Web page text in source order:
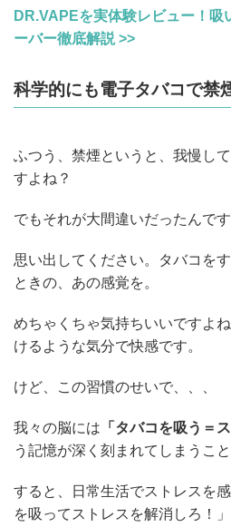
DR.VAPEを実体験レビュー！吸
ーバー徹底解説 >>
科学的にも電子タバコで禁
ふつう、禁煙というと、我慢し
すよね？
でもそれが大間違いだったんです
思い出してください。タバコを
ときの、あの感覚を。
めちゃくちゃ気持ちいいですよ
けるような気分で快感です。
けど、この習慣のせいで、、、
我々の脳には 「タバコを吸う＝
う記憶が深く刻まれてしまうこと
すると、日常生活でストレスを
を吸ってストレスを解消しろ！